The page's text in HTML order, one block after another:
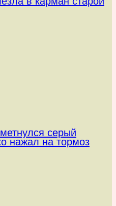
серый
нажал на тормоз